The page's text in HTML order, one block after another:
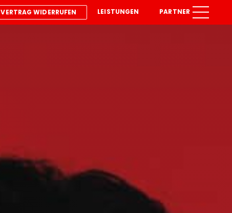
VERTRAG WIDERRUFEN LEISTUNGEN PARTNER